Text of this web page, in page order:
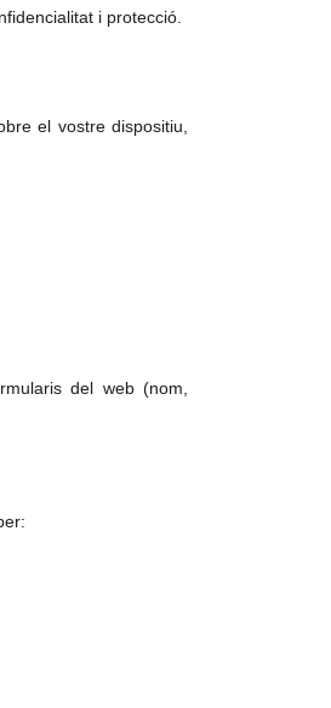
i protecció.
el vostre dispositiu,
del web (nom,